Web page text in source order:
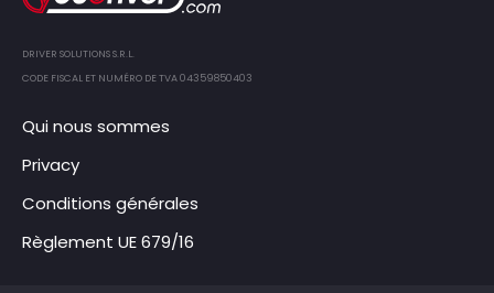
DRIVER SOLUTIONS S.R.L.
CODE FISCAL ET NUMÉRO DE TVA 04359850403
Qui nous sommes
Privacy
Conditions générales
Règlement UE 679/16